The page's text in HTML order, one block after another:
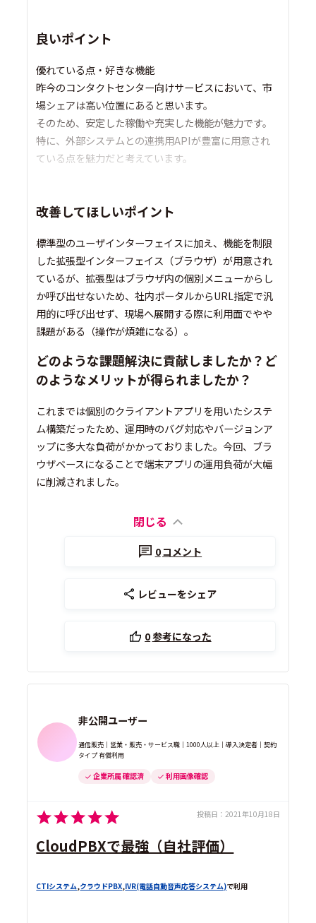
良いポイント
優れている点・好きな機能
昨今のコンタクトセンター向けサービスにおいて、市
場シェアは高い位置にあると思います。
そのため、安定した稼働や充実した機能が魅力です。
特に、外部システムとの連携用APIが豊富に用意され
ている点を魅力だと考えています。
改善してほしいポイント
標準型のユーザインターフェイスに加え、機能を制限
した拡張型インターフェイス（ブラウザ）が用意され
ているが、拡張型はブラウザ内の個別メニューからし
か呼び出せないため、社内ポータルからURL指定で汎
用的に呼び出せず、現場へ展開する際に利用面でやや
課題がある（操作が煩雑になる）。
どのような課題解決に貢献しましたか？ど
のようなメリットが得られましたか？
これまでは個別のクライアントアプリを用いたシステ
ム構築だったため、運用時のバグ対応やバージョンア
ップに多大な負荷がかかっておりました。今回、ブラ
ウザベースになることで端末アプリの運用負荷が大幅
に削減されました。
閉じる
0コメント
レビューをシェア
0参考になった
非公開ユーザー
通信販売｜営業・販売・サービス職｜1000人以上｜導入決定者｜契約
タイプ 有償利用
企業所属 確認済 利用画像確認
投稿日： 2021年10月18日
CloudPBXで最強（自社評価）
CTIシステム ,クラウドPBX,IVR(電話自動音声応答システム)で利用